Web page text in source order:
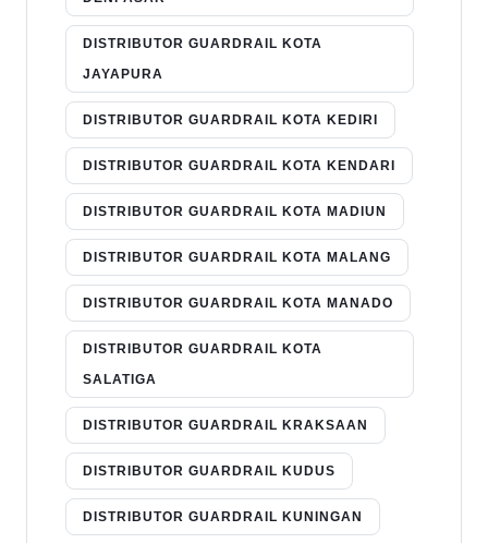
DISTRIBUTOR GUARDRAIL KOTA
JAYAPURA
DISTRIBUTOR GUARDRAIL KOTA KEDIRI
DISTRIBUTOR GUARDRAIL KOTA KENDARI
DISTRIBUTOR GUARDRAIL KOTA MADIUN
DISTRIBUTOR GUARDRAIL KOTA MALANG
DISTRIBUTOR GUARDRAIL KOTA MANADO
DISTRIBUTOR GUARDRAIL KOTA
SALATIGA
DISTRIBUTOR GUARDRAIL KRAKSAAN
DISTRIBUTOR GUARDRAIL KUDUS
DISTRIBUTOR GUARDRAIL KUNINGAN